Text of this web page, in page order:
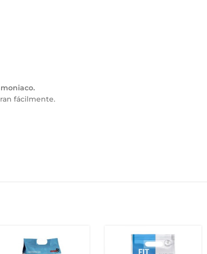
.
fácilmente.